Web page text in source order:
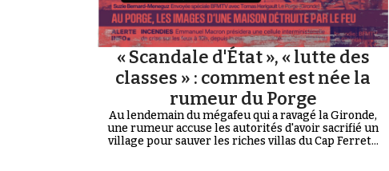
« Scandale d'État », « lutte des
classes » : comment est née la
rumeur du Porge
Au lendemain du mégafeu qui a ravagé la Gironde,
une rumeur accuse les autorités d'avoir sacrifié un
village pour sauver les riches villas du Cap Ferret...